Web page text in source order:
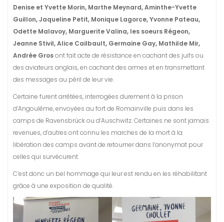
Denise et Yvette Morin, Marthe Meynard, Aminthe-Yvette
Guillon, Jaqueline Petit, Monique Lagorce, Yvonne Pateau,
Odette Malavoy, Marguerite Valina, les soeurs Régeon,
Jeanne Stivil, Alice Cailbault, Germaine Gay, Mathilde Mir,
Andrée Grosont fait acte de résistance en cachant des juifs ou
des aviateurs anglais, en cachant des armes et en transmettant
des messages au péril de leur vie.
Certaine furent arrêtées, interrogées durement à la prison
d’Angoulême, envoyées au fort de Romainville puis dans les
camps de Ravensbrück ou d’Auschwitz. Certaines ne sont jamais
revenues, d’autres ont connu les marches de la mort à la
libération des camps avant de retourner dans l’anonymat pour
celles qui survécurent.
C’est donc un bel hommage qui leur est rendu en les réhabilitant
grâce à une exposition de qualité.